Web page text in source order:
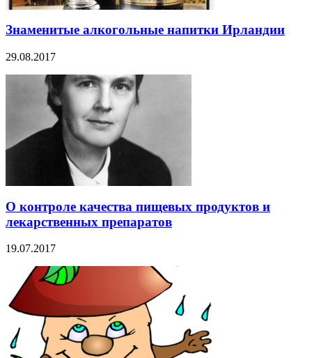
Знаменитые алкогольные напитки Ирландии
29.08.2017
О контроле качества пищевых продуктов и
лекарственных препаратов
19.07.2017